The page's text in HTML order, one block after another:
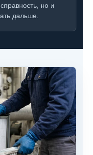
но и
дальше.